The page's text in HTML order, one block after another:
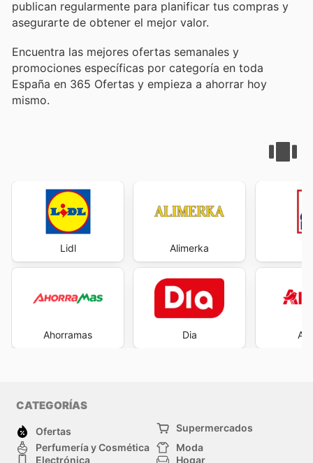
publican regularmente para planificar tus compras y
asegurarte de obtener el mejor valor.
Encuentra las mejores ofertas semanales y
promociones específicas por categoría en toda
España en 365 Ofertas y empieza a ahorrar hoy
mismo.
Lidl
Ahorramas
Alimerka
Dia
CATEGORÍAS
Ofertas
Supermercados
Perfumería y Cosmética
Moda
Electrónica
Hogar